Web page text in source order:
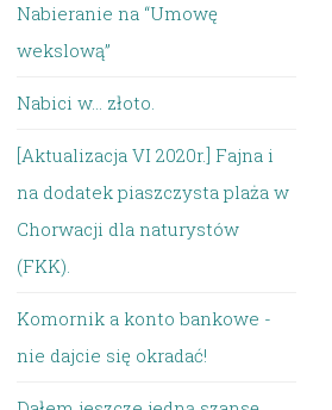
Nabieranie na “Umowę
wekslową”
Nabici w... złoto.
[Aktualizacja VI 2020r.] Fajna i
na dodatek piaszczysta plaża w
Chorwacji dla naturystów
(FKK).
Komornik a konto bankowe -
nie dajcie się okradać!